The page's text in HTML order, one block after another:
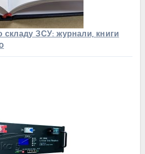
складу ЗСУ: журнали, книги